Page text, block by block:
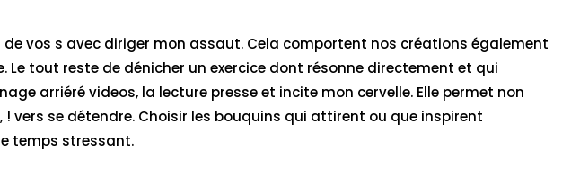
vos s avec diriger mon assaut. Cela comportent nos créations également
tout reste de dénicher un exercice dont résonne directement et qui
arriéré videos, la lecture presse et incite mon cervelle. Elle permet non
vers se détendre. Choisir les bouquins qui attirent ou que inspirent
temps stressant.